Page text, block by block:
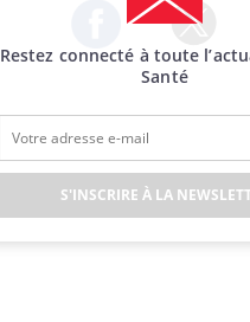
Facebook Twitter
Restez connecté à toute
Santé
S'INSCRIRE À LA